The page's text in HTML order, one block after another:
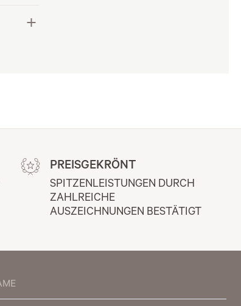
PREISGEKRÖNT
SPITZENLEISTUNGEN DURCH
ZAHLREICHE
AUSZEICHNUNGEN BESTÄTIGT